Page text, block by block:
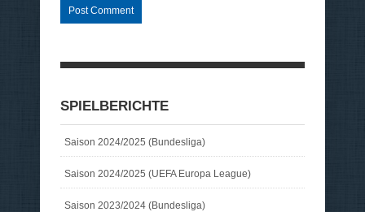
SPIELBERICHTE
Saison 2024/2025 (Bundesliga)
Saison 2024/2025 (UEFA Europa League)
Saison 2023/2024 (Bundesliga)